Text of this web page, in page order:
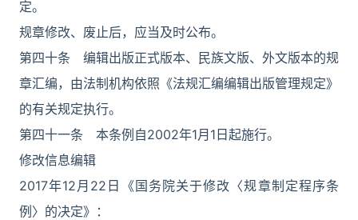
定。
规章修改、废止后，应当及时公布。
第四十条 编辑出版正式版本、民族文版、外文版本的规
章汇编，由法制机构依照《法规汇编编辑出版管理规定》
的有关规定执行。
第四十一条 本条例自2002年1月1日起施行。
修改信息编辑
2017年12月22日《国务院关于修改〈规章制定程序条
例〉的决定》：